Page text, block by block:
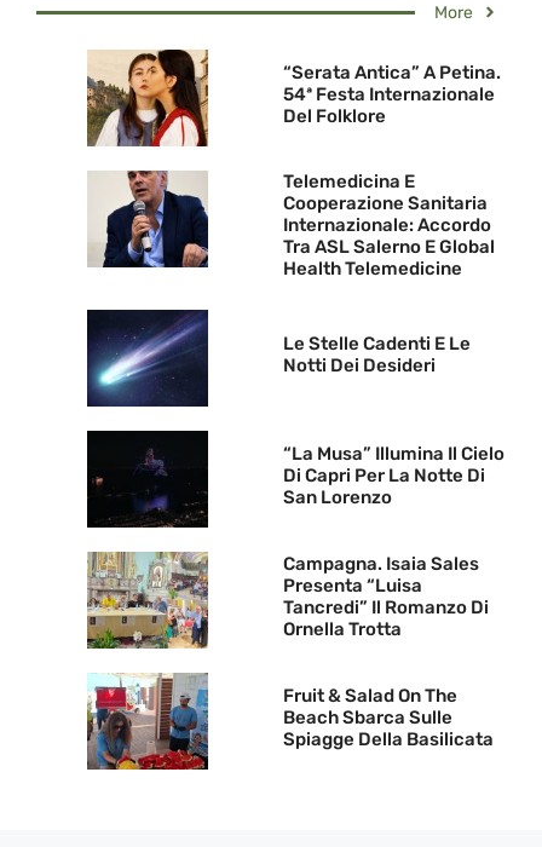
More
“Serata Antica” A Petina.
54ª Festa Internazionale
Del Folklore
Telemedicina E
Cooperazione Sanitaria
Internazionale: Accordo
Tra ASL Salerno E Global
Health Telemedicine
Le Stelle Cadenti E Le
Notti Dei Desideri
“La Musa” Illumina Il Cielo
Di Capri Per La Notte Di
San Lorenzo
Campagna. Isaia Sales
Presenta “Luisa
Tancredi” Il Romanzo Di
Ornella Trotta
Fruit & Salad On The
Beach Sbarca Sulle
Spiagge Della Basilicata